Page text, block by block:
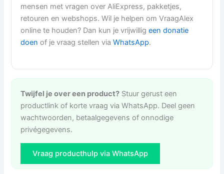
mensen met vragen over AliExpress, pakketjes,
retouren en webshops. Wil je helpen om VraagAlex
online te houden? Dan kun je vrijwilligeen donatie
doen of je vraag stellen viaWhatsApp.
Twijfel je over een product? Stuur gerust een
productlink of korte vraag via WhatsApp. Deel geen
wachtwoorden, betaalgegevens of onnodige
privégegevens.
Vraag producthulp via WhatsApp